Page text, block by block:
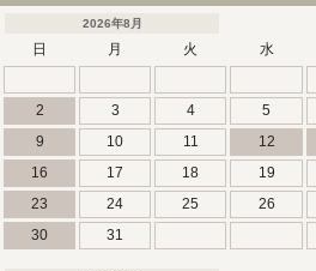
2026年8月
日 月 火 水
2
3 4 5
9
10 11 12
16
17 18 19
23
24 25 26
30
31